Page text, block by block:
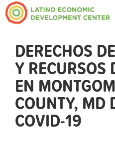
DERECHOS
Y RECURSOS
EN
COUNTY, MD
COVID-19